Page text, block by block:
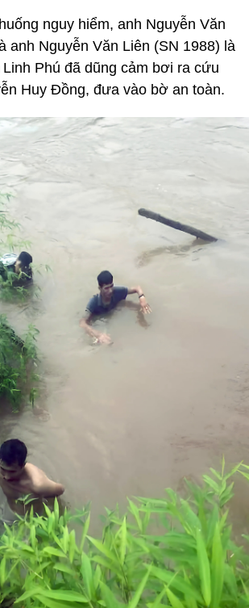
nguy hiểm, anh Nguyễn Văn
anh Nguyễn Văn Liên (SN 1988) là
Phú đã dũng cảm bơi ra cứu
Huy Đồng, đưa vào bờ an toàn.